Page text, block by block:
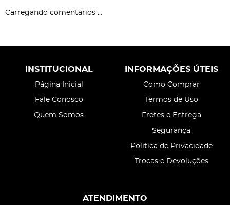
Carregando comentários ...
INSTITUCIONAL
Página Inicial
Fale Conosco
Quem Somos
INFORMAÇÕES ÚTEIS
Como Comprar
Termos de Uso
Fretes e Entrega
Segurança
Política de Privacidade
Trocas e Devoluções
ATENDIMENTO